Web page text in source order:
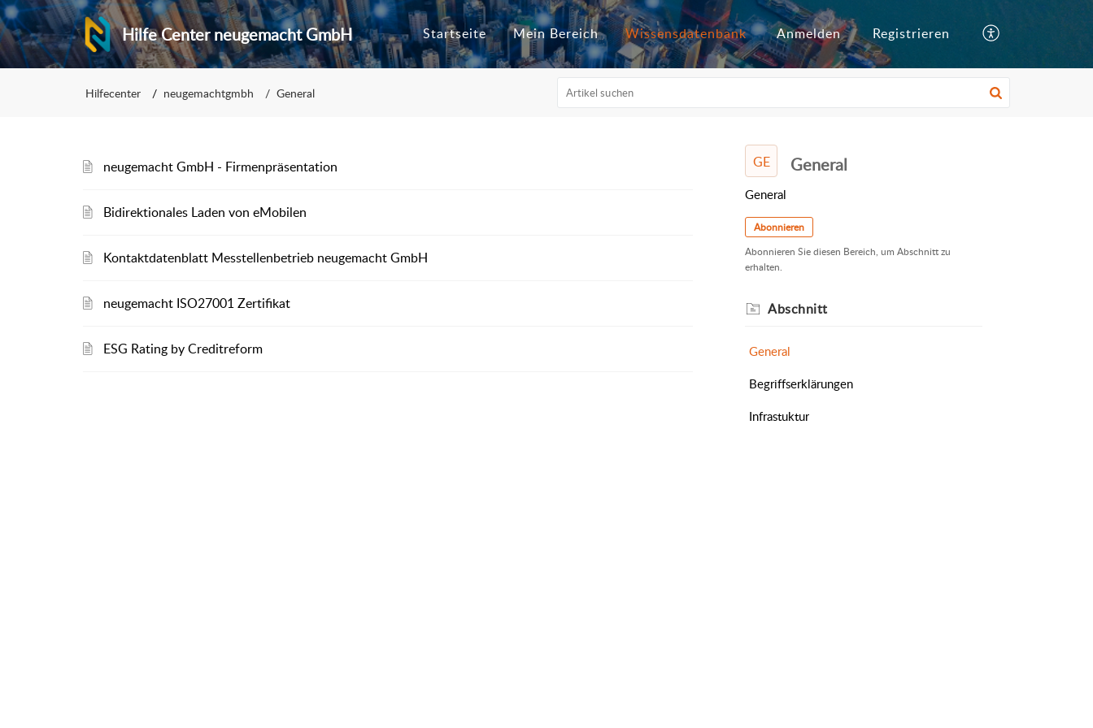
Hilfe Center neugemacht GmbH Startseite Mein Bereich Wissensdatenbank Anmelden Registrieren
Hilfecenter neugemachtgmbh General
neugemacht GmbH - Firmenpräsentation
Bidirektionales Laden von eMobilen
Kontaktdatenblatt Messtellenbetrieb neugemacht GmbH
neugemacht ISO27001 Zertifikat
ESG Rating by Creditreform
GE General
General
Abonnieren
Abonnieren Sie diesen Bereich, um Abschnitt zu
erhalten.
Abschnitt
General
Begriffserklärungen
Infrastuktur